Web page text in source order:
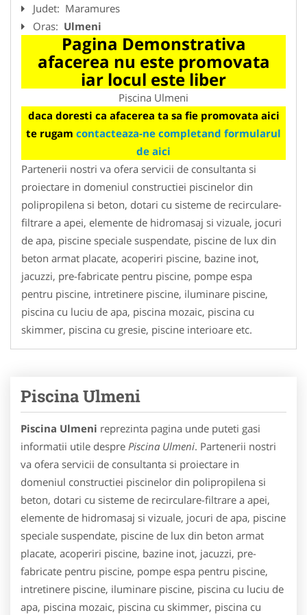
Judet: Maramures
Oras: Ulmeni
Pagina Demonstrativa
afacerea nu este promovata
iar locul este liber
Piscina Ulmeni
daca doresti ca afacerea ta sa fie promovata aici
te rugam contacteaza-ne completand formularul
de aici
Partenerii nostri va ofera servicii de consultanta si
proiectare in domeniul constructiei piscinelor din
polipropilena si beton, dotari cu sisteme de recirculare-
filtrare a apei, elemente de hidromasaj si vizuale, jocuri
de apa, piscine speciale suspendate, piscine de lux din
beton armat placate, acoperiri piscine, bazine inot,
jacuzzi, pre-fabricate pentru piscine, pompe espa
pentru piscine, intretinere piscine, iluminare piscine,
piscina cu luciu de apa, piscina mozaic, piscina cu
skimmer, piscina cu gresie, piscine interioare etc.
Piscina Ulmeni
Piscina Ulmeni reprezinta pagina unde puteti gasi
informatii utile despre Piscina Ulmeni. Partenerii nostri
va ofera servicii de consultanta si proiectare in
domeniul constructiei piscinelor din polipropilena si
beton, dotari cu sisteme de recirculare-filtrare a apei,
elemente de hidromasaj si vizuale, jocuri de apa, piscine
speciale suspendate, piscine de lux din beton armat
placate, acoperiri piscine, bazine inot, jacuzzi, pre-
fabricate pentru piscine, pompe espa pentru piscine,
intretinere piscine, iluminare piscine, piscina cu luciu de
apa, piscina mozaic, piscina cu skimmer, piscina cu